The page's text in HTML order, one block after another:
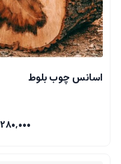
اسانس چوب بلوط
280,000